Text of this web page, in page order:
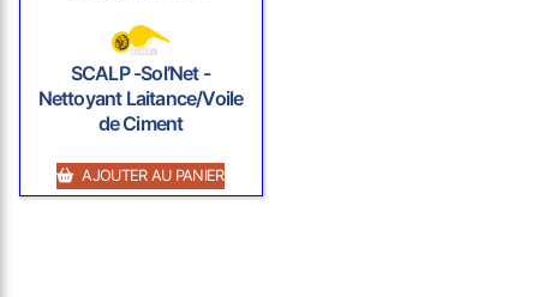
SCALP -Sol’Net -
Nettoyant Laitance/Voile
de Ciment
AJOUTER AU PANIER